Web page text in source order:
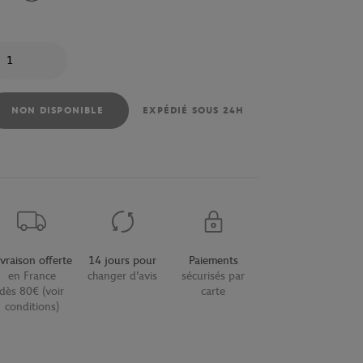
NON DISPONIBLE EXPÉDIÉ SOUS 24H
offerte
en France
dès 80€ (voir
conditions)
14 jours pour
changer d'avis
Paiements
sécurisés par
carte